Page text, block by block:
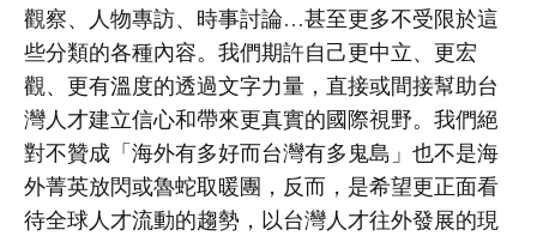
觀察、人物專訪、時事討論…甚至更多不受限於這
些分類的各種內容。我們期許自己更中立、更宏
觀、更有溫度的透過文字力量，直接或間接幫助台
灣人才建立信心和帶來更真實的國際視野。我們絕
對不贊成「海外有多好而台灣有多鬼島」也不是海
外菁英放閃或魯蛇取暖團，反而，是希望更正面看
待全球人才流動的趨勢，以台灣人才往外發展的現